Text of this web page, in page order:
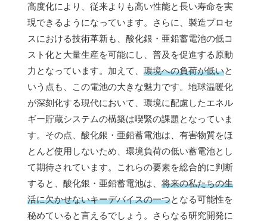
高度化により、従来よりも高い性能と長い寿命を実
現できるようになっています。さらに、製造プロセ
スにおける技術革新も、酸化銀・亜鉛蓄電池の低コ
スト化と大量生産を可能にし、普及を促進する原動
力となっています。加えて、 環境への負荷が低いと
いう点も、この電池の大きな魅力です。地球温暖化
が深刻化する現代において、環境に配慮したエネル
ギー貯蔵システムの構築は喫緊の課題となっていま
す。その点、酸化銀・亜鉛蓄電池は、有害物質をほ
とんど使用しないため、環境負荷の低い蓄電池とし
て期待されています。これらの要素を総合的に判断
すると、酸化銀・亜鉛蓄電池は、 将来の私たちの生
活に欠かせないキーデバイスの一つとなる可能性を
秘めていると言えるでしょう。さらなる研究開発に